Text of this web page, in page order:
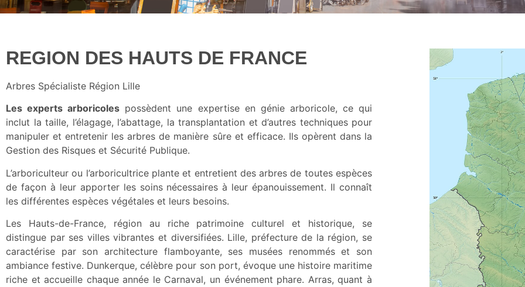
REGION DES HAUTS DE FRANCE
Arbres Spécialiste Région Lille
Les experts arboricoles possèdent une expertise en génie arboricole, ce qui
inclut la taille, l’élagage, l’abattage, la transplantation et d’autres techniques pour
manipuler et entretenir les arbres de manière sûre et efficace. Ils opèrent dans la
Gestion des Risques et Sécurité Publique.
L’arboriculteur ou l’arboricultrice plante et entretient des arbres de toutes espèces
de façon à leur apporter les soins nécessaires à leur épanouissement. Il connaît
les différentes espèces végétales et leurs besoins.
Les Hauts-de-France, région au riche patrimoine culturel et historique, se
distingue par ses villes vibrantes et diversifiées. Lille, préfecture de la région, se
caractérise par son architecture flamboyante, ses musées renommés et son
ambiance festive. Dunkerque, célèbre pour son port, évoque une histoire maritime
riche et accueille chaque année le Carnaval, un événement phare. Arras, quant à